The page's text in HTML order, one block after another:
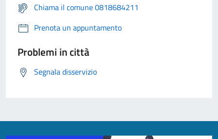
Chiama il comune 0818684211
Prenota un appuntamento
Problemi in città
Segnala disservizio